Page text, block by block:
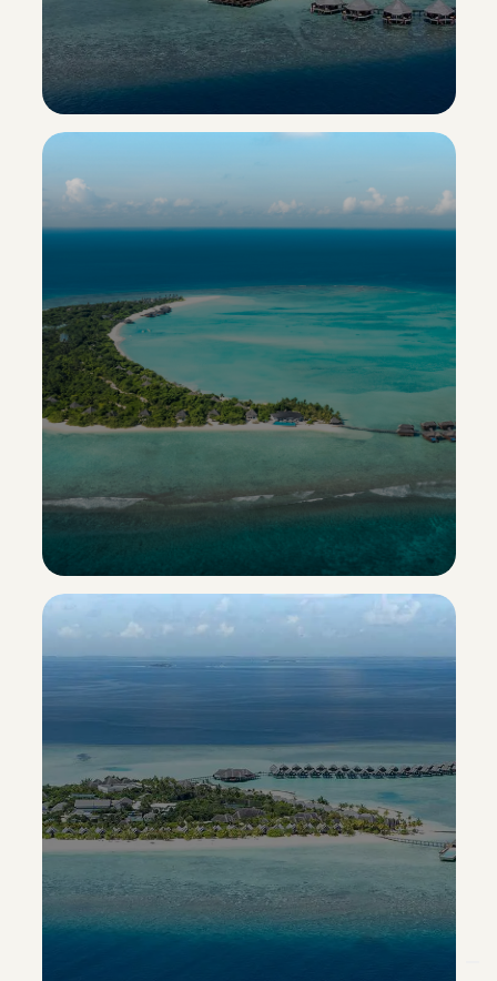
Scopri il resort ->
Hideaway Beach Resort & Spa
Esclusiva Sporting Vacanze
Scopri il resort ->